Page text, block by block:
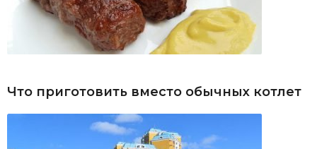
Что приготовить вместо обычных котлет